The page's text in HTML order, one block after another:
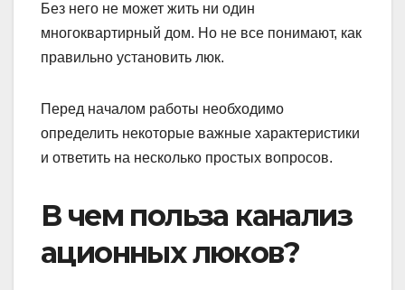
Без него не может жить ни один
многоквартирный дом. Но не все понимают, как
правильно установить люк.
Перед началом работы необходимо
определить некоторые важные характеристики
и ответить на несколько простых вопросов.
В чем польза канализ
ационных люков?